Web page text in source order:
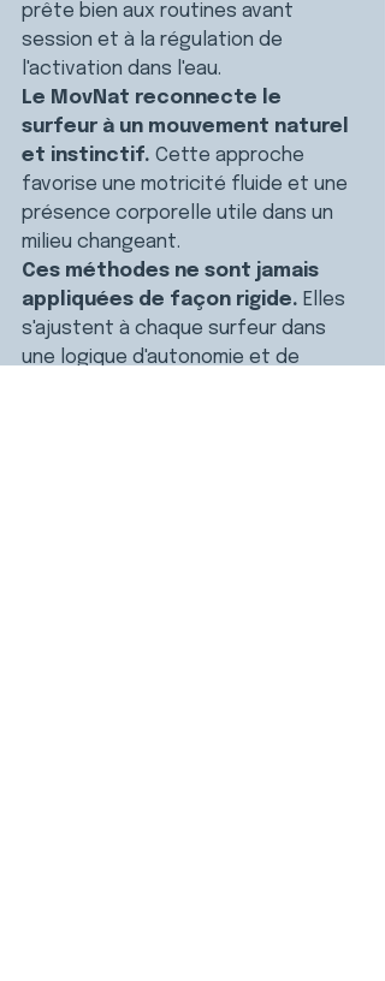
prête bien aux routines avant
session et à la régulation de
l'activation dans l'eau.
Le MovNat reconnecte le
surfeur à un mouvement naturel
et instinctif. Cette approche
favorise une motricité fluide et une
présence corporelle utile dans un
milieu changeant.
Ces méthodes ne sont jamais
appliquées de façon rigide. Elles
s'ajustent à chaque surfeur dans
une logique d'autonomie et de